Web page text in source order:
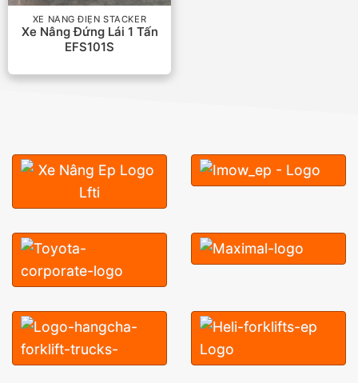
XE NÂNG ĐIỆN STACKER
Xe Nâng Đứng Lái 1 Tấn
EFS101S